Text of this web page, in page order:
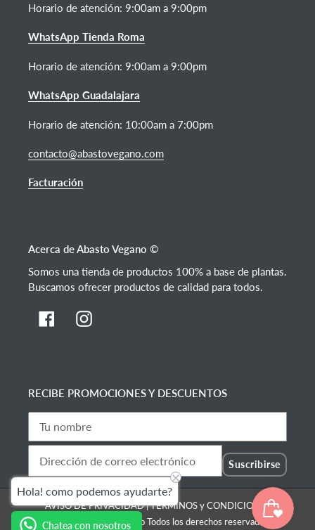
Horario de atención: 9:00am a 9:00pm
WhatsApp Tienda Roma
Horario de atención: 9:00am a 9:00pm
WhatsApp Guadalajara
Horario de atención: 10:00am a 7:00pm
contacto@abastovegano.com
Facturación
Acerca de Abasto Vegano ©
Somos una tienda de productos 100% a base de plantas.
Buscamos ofrecer productos de calidad para todos.
FacebookInstagram
RECIBE PROMOCIONES Y DESCUENTOS
Suscribirse
AVISO DE PRIVACIDAD|TÉRMINOS y CONDICIONES
© 2026 |Abasto VeganoTodos los derechos reservados
Chatea con nosotros
Hola! como podemos ayudarte?